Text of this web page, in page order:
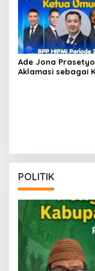
Ade Jona
Aklamasi sebagai
POLITIK